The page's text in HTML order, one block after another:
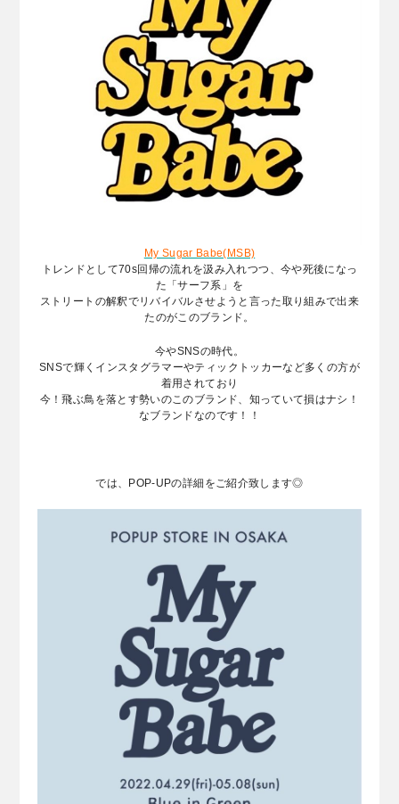
My Sugar Babe(MSB)
トレンドとして70s回帰の流れを汲み入れつつ、今や死後になっ
た「サーフ系」を
ストリートの解釈でリバイバルさせようと言った取り組みで出来
たのがこのブランド。
今やSNSの時代。
SNSで輝くインスタグラマーやティックトッカーなど多くの方が
着用されており
今！飛ぶ鳥を落とす勢いのこのブランド、知っていて損はナシ！
なブランドなのです！！
では、POP-UPの詳細をご紹介致します◎